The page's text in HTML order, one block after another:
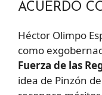
ACUERDO
Héctor Olimpo
como
Fuerza de las
idea de Pinzón